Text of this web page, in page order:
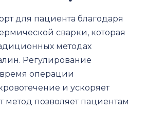
для пациента благодаря
сварки, которая
методах
Регулирование
операции
и ускоряет
метод позволяет пациентам